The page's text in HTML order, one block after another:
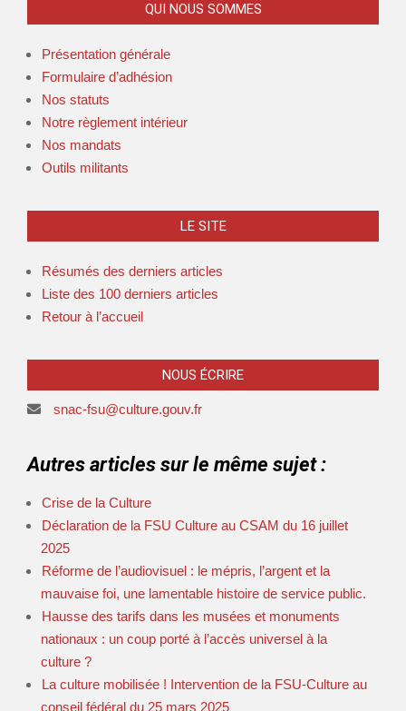
QUI NOUS SOMMES
Présentation générale
Formulaire d’adhésion
Nos statuts
Notre règlement intérieur
Nos mandats
Outils militants
LE SITE
Résumés des derniers articles
Liste des 100 derniers articles
Retour à l’accueil
NOUS ÉCRIRE
snac-fsu@culture.gouv.fr
Autres articles sur le même sujet :
Crise de la Culture
Déclaration de la FSU Culture au CSAM du 16 juillet
2025
Réforme de l’audiovisuel : le mépris, l’argent et la
mauvaise foi, une lamentable histoire de service public.
Hausse des tarifs dans les musées et monuments
nationaux : un coup porté à l’accès universel à la
culture ?
La culture mobilisée ! Intervention de la FSU-Culture au
conseil fédéral du 25 mars 2025